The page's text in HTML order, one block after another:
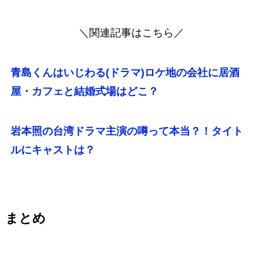
＼関連記事はこちら／
青島くんはいじわる(ドラマ)ロケ地の会社に居酒
屋・カフェと結婚式場はどこ？
岩本照の台湾ドラマ主演の噂って本当？！タイト
ルにキャストは？
まとめ